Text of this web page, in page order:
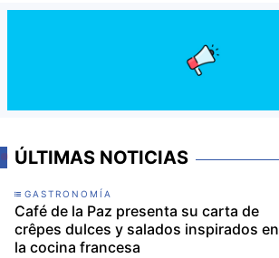
ÚLTIMAS NOTICIAS
GASTRONOMÍA
Café de la Paz presenta su carta de
crêpes dulces y salados inspirados en
la cocina francesa